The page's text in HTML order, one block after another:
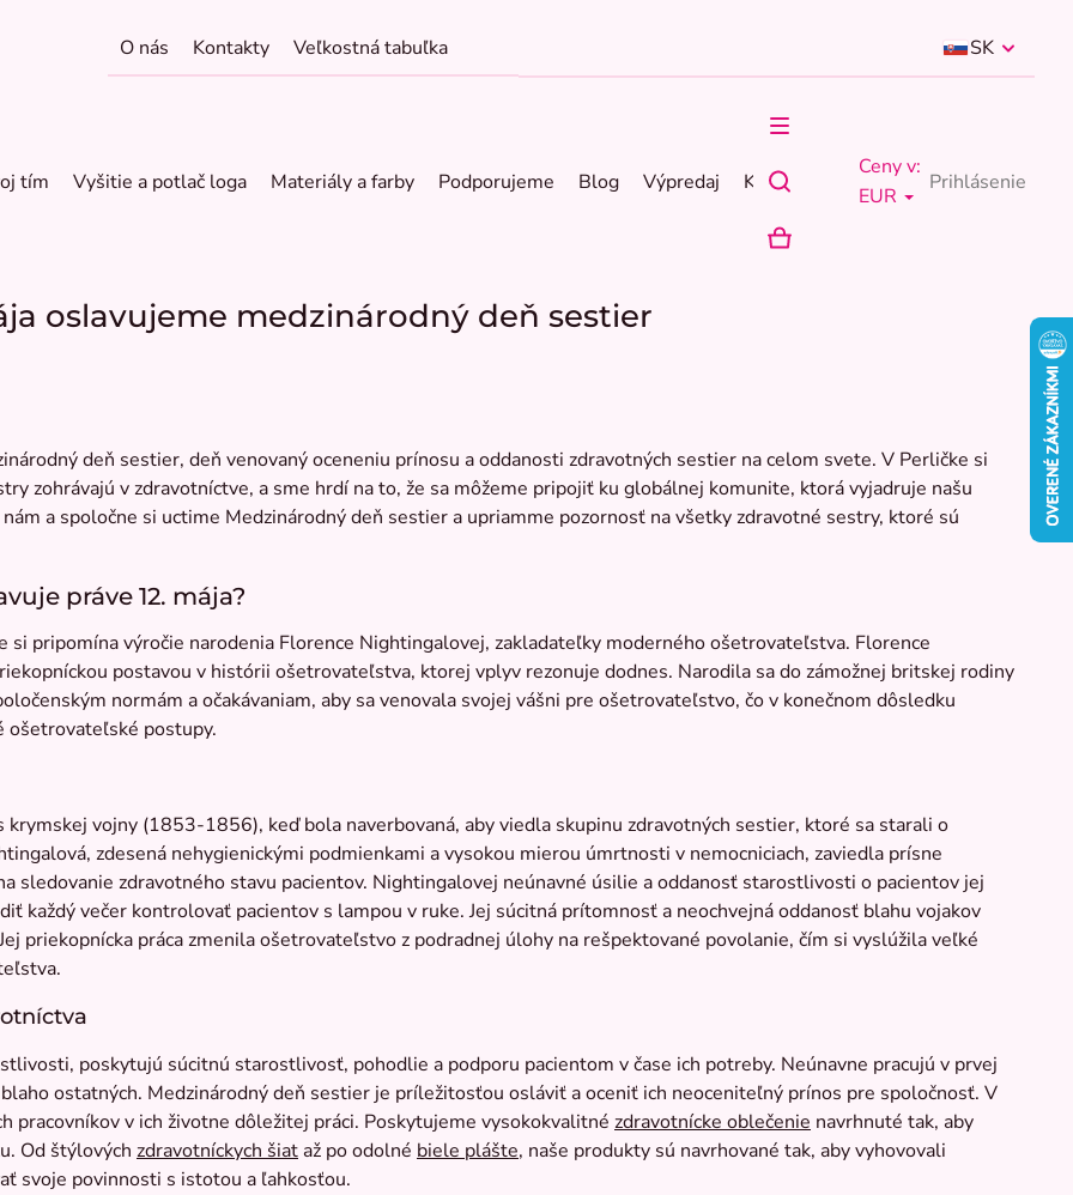
O nás Kontakty Veľkostná tabuľka SK
tím Vyšitie a potlač loga Materiály a farby Podporujeme Blog Výpredaj Kontakty
Ceny v:
EUR
Prihlásenie
NÁKUPNÝ
oslavujeme medzinárodný deň sestier
deň sestier, deň venovaný oceneniu prínosu a oddanosti zdravotných sestier na celom svete. V Perličke si
zohrávajú v zdravotníctve, a sme hrdí na to, že sa môžeme pripojiť ku globálnej komunite, ktorá vyjadruje našu
a spoločne si uctime Medzinárodný deň sestier a upriamme pozornosť na všetky zdravotné sestry, ktoré sú
práve 12. mája?
si pripomína výročie narodenia Florence Nightingalovej, zakladateľky moderného ošetrovateľstva. Florence
postavou v histórii ošetrovateľstva, ktorej vplyv rezonuje dodnes. Narodila sa do zámožnej britskej rodiny
normám a očakávaniam, aby sa venovala svojej vášni pre ošetrovateľstvo, čo v konečnom dôsledku
ošetrovateľské postupy.
vojny (1853-1856), keď bola naverbovaná, aby viedla skupinu zdravotných sestier, ktoré sa starali o
zdesená nehygienickými podmienkami a vysokou mierou úmrtnosti v nemocniciach, zaviedla prísne
sledovanie zdravotného stavu pacientov. Nightingalovej neúnavné úsilie a oddanosť starostlivosti o pacientov jej
každý večer kontrolovať pacientov s lampou v ruke. Jej súcitná prítomnosť a neochvejná oddanosť blahu vojakov
priekopnícka práca zmenila ošetrovateľstvo z podradnej úlohy na rešpektované povolanie, čím si vyslúžila veľké
poskytujú súcitnú starostlivosť, pohodlie a podporu pacientom v čase ich potreby. Neúnavne pracujú v prvej
ostatných. Medzinárodný deň sestier je príležitosťou osláviť a oceniť ich neoceniteľný prínos pre spoločnosť. V
pracovníkov v ich životne dôležitej práci. Poskytujeme vysokokvalitné zdravotnícke oblečenie navrhnuté tak, aby
Od štýlových zdravotníckych šiat až po odolné biele plášte, naše produkty sú navrhované tak, aby vyhovovali
svoje povinnosti s istotou a ľahkosťou.